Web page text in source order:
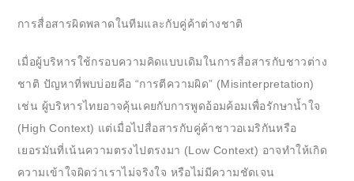
การสื่อสารผิดพลาดในทีมและกับคู่ค้าต่างชาติ
เมื่อผู้บริหารใช้กรอบความคิดแบบเดิมในการสื่อสารกับชาวต่าง
ชาติ ปัญหาที่พบบ่อยคือ “การตีความผิด” (Misinterpretation)
เช่น ผู้บริหารไทยอาจคุ้นเคยกับการพูดอ้อมค้อมเพื่อรักษาน้ำใจ
(High Context) แต่เมื่อไปสื่อสารกับคู่ค้าชาวอเมริกันหรือ
เยอรมันที่เน้นความตรงไปตรงมา (Low Context) อาจทำให้เกิด
ความเข้าใจผิดว่าเราไม่จริงใจ หรือไม่มีความชัดเจน